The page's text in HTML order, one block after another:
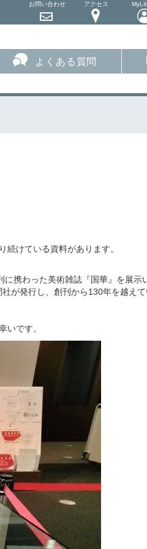
お問い合わせ アクセス
よくある質問
けている資料があります。
携わった美術雑誌『国華』を展示
が発行し、創刊から130年を越えて
いです。